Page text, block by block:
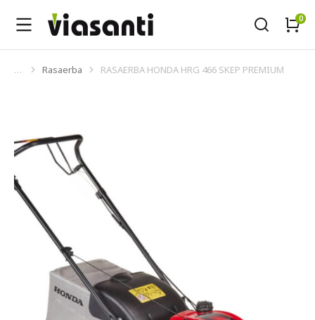
Tu sei qui:
Rasaerba RASAERBA HONDA HRG 466 SKEP PREMIUM